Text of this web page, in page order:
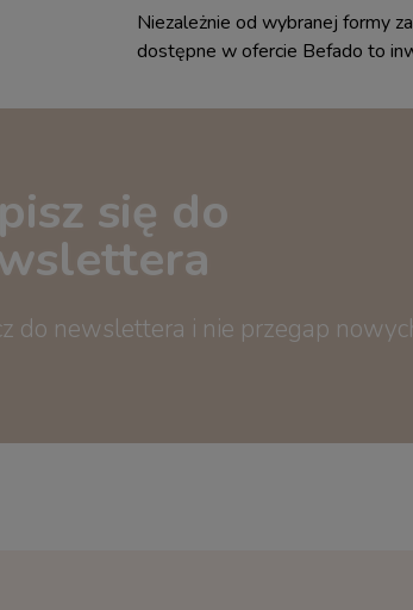
Niezależnie od wybranej formy
dostępne w ofercie Befado to
się do
do newslettera i nie przegap